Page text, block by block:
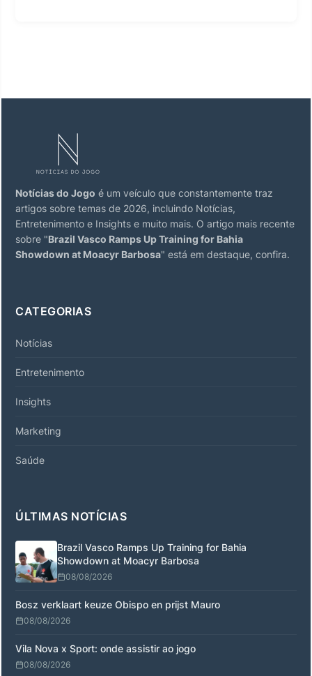
Notícias do Jogo é um veículo que constantemente traz
artigos sobre temas de 2026, incluindo Notícias,
Entretenimento e Insights e muito mais. O artigo mais recente
sobre "Brazil Vasco Ramps Up Training for Bahia
Showdown at Moacyr Barbosa" está em destaque, confira.
CATEGORIAS
Notícias
Entretenimento
Insights
Marketing
Saúde
ÚLTIMAS NOTÍCIAS
Brazil Vasco Ramps Up Training for Bahia
Showdown at Moacyr Barbosa
08/08/2026
Bosz verklaart keuze Obispo en prijst Mauro
08/08/2026
Vila Nova x Sport: onde assistir ao jogo
08/08/2026